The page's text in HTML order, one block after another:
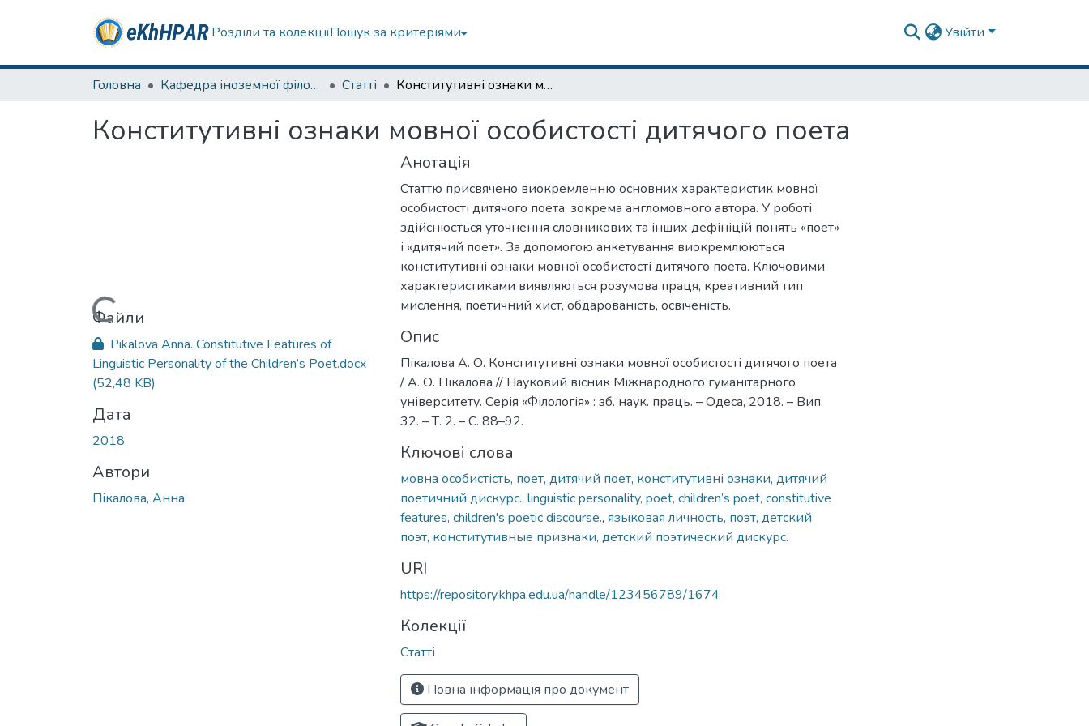
Розділи та колекціїПошук за критеріями Увійти
Головна Кафедра іноземної філології Статті Конститутивні ознаки мовної особистості дитячого поета
Конститутивні ознаки мовної особистості дитячого поета
Вантажиться...
Файли
Pikalova Anna. Constitutive Features of
Linguistic Personality of the Children’s Poet.docx
(52,48 KB)
Дата
2018
Автори
Пікалова, Анна
Анотація
Статтю присвячено виокремленню основних характеристик мовної
особистості дитячого поета, зокрема англомовного автора. У роботі
здійснюється уточнення словникових та інших дефініцій понять «поет»
і «дитячий поет». За допомогою анкетування виокремлюються
конститутивні ознаки мовної особистості дитячого поета. Ключовими
характеристиками виявляються розумова праця, креативний тип
мислення, поетичний хист, обдарованість, освіченість.
Опис
Пікалова А. О. Конститутивні ознаки мовної особистості дитячого поета
/ А. О. Пікалова // Науковий вісник Міжнародного гуманітарного
університету. Серія «Філологія» : зб. наук. праць. – Одеса, 2018. – Вип.
32. – Т. 2. – С. 88–92.
Ключові слова
мовна особистість, поет, дитячий поет, конститутивні ознаки, дитячий
поетичний дискурс., linguistic personality, poet, children’s poet, constitutive
features, children's poetic discourse., языковая личность, поэт, детский
поэт, конститутивные признаки, детский поэтический дискурс.
URI
https://repository.khpa.edu.ua/handle/123456789/1674
Колекції
Статті
Повна інформація про документ